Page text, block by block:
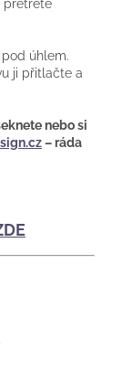
přetřete
úhlem.
ji přitlačte a
nebo si
– ráda